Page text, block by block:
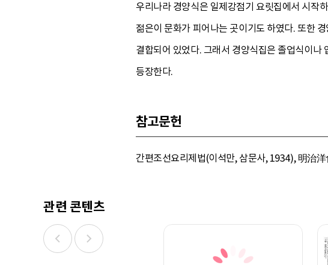
우리나라 경양식은 일제강점기 요릿집에서 시작
젊은이 문화가 피어나는 곳이기도 하였다. 또한
결합되어 있었다. 그래서 경양식집은 졸업식이
등장한다.
참고문헌
간편조선요리제법(이석만, 삼문사, 1934), 明
관련 콘텐츠